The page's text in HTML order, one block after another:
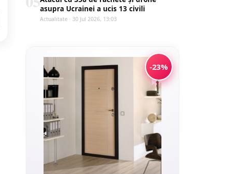
asupra Ucrainei a ucis 13 civili
Actualitate · 30 Jul 2026, 13:03
-23%